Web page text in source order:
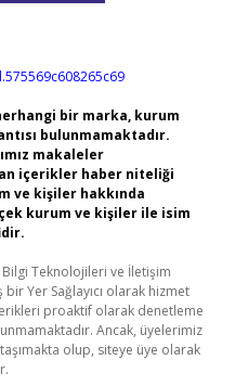
bir marka, kurum
bulunmamaktadır.
makaleler
içerikler haber niteliği
ve kişiler hakkında
kurum ve kişiler ile isim
Bilgi Teknolojileri ve İletişim
Yer Sağlayıcı olarak hizmet
proaktif olarak denetleme
Ancak, üyelerimiz
olup, siteye üye olarak